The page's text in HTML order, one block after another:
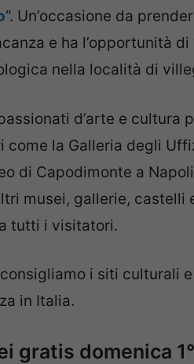
“. Un’occasione da
e ha l’opportunità
nella località di
d’arte e cultura
come la Galleria degli
di Capodimonte a
musei, gallerie, castelli
tutti i visitatori.
i siti culturali
in Italia.
gratis domenica